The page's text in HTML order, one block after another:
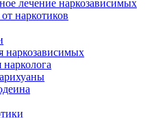
лечение наркозависимых
наркотиков
наркозависимых
нарколога